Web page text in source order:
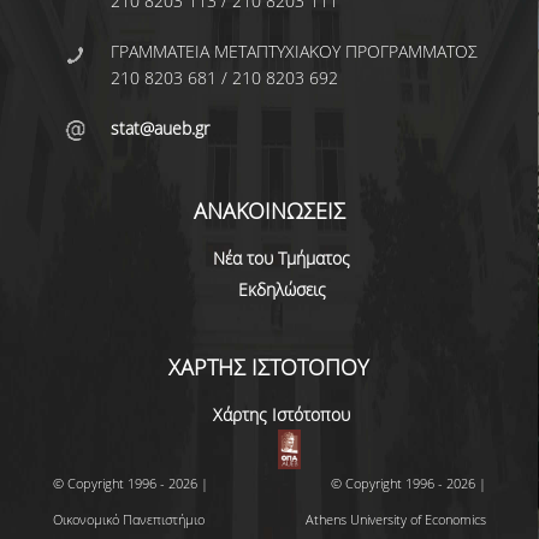
ΜΕΤΑΠΤΥΧΙΑΚΩΝ ΣΠΟΥΔΩΝ
ΣΤΗΝ ΣΤΑΤΙΣΤΙΚΗ
ΔΙΠΛΩΜΑΤΙΚΕΣ ΕΡΓΑΣΙΕΣ
ΔΙΠΛΩΜΑΤΙΚΗΣ - MSC ΣΤΗΝ
ΣΤΑΤΙΣΤΙΚΗ ΕΠΙΣΤΗΜΗ
ΔΕΔΟΜΕΝΩΝ
ΔΙΠΛΩΜΑΤΙΚΗΣ - MSC ΣΤΗΝ
ΑΝΑΛΥΤΙΚΗ ΔΕΔΟΜΕΝΩΝ
ΟΔΗΓΙΕΣ ΣΥΓΓΡΑΦΗΣ
ΔΙΠΛΩΜΑΤΙΚΗΣ - MSC ΣΤΗΝ
ΑΝΑΛΥΤΙΚΗ ΑΣΦΑΛΙΣΤΙΚΟΥ ΚΑΙ
ΓΡΑΜΜΑΤΕΙΑ ΜΕΤΑΠΤΥΧΙΑΚΟΥ ΠΡΟΓΡΑΜΜΑΤΟΣ
210 8203 681 / 210 8203 692
stat@aueb.gr
ΑΝΑΚΟΙΝΩΣΕΙΣ
Νέα του Τμήματος
Εκδηλώσεις
ΧΑΡΤΗΣ ΙΣΤΟΤΟΠΟΥ
Χάρτης Ιστότοπου
© Copyright 1996 - 2026 |
Οικονομικό Πανεπιστήμιο
© Copyright 1996 - 2026 |
Athens University of Economics